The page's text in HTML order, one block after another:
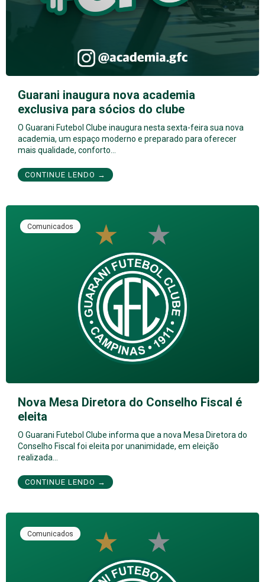
Guarani inaugura nova academia
exclusiva para sócios do clube
O Guarani Futebol Clube inaugura nesta sexta-feira sua nova
academia, um espaço moderno e preparado para oferecer
mais qualidade, conforto…
CONTINUE LENDO →
Comunicados
Nova Mesa Diretora do Conselho Fiscal é
eleita
O Guarani Futebol Clube informa que a nova Mesa Diretora do
Conselho Fiscal foi eleita por unanimidade, em eleição
realizada…
CONTINUE LENDO →
Comunicados